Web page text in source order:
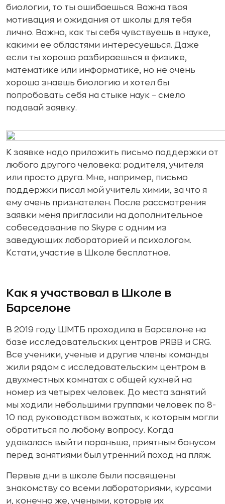
биологии, то ты ошибаешься. Важна твоя
мотивация и ожидания от школы для тебя
лично. Важно, как ты себя чувствуешь в науке,
какими ее областями интересуешься. Даже
если ты хорошо разбираешься в физике,
математике или информатике, но не очень
хорошо знаешь биологию и хотел бы
попробовать себя на стыке наук – смело
подавай заявку.
К заявке надо приложить письмо поддержки от
любого другого человека: родителя, учителя
или просто друга. Мне, например, письмо
поддержки писал мой учитель химии, за что я
ему очень признателен. После рассмотрения
заявки меня пригласили на дополнительное
собеседование по Skype с одним из
заведующих лабораторией и психологом.
Кстати, участие в Школе бесплатное.
Как я участвовал в Школе в
Барселоне
В 2019 году ШМТБ проходила в Барселоне на
базе исследовательских центров PRBB и CRG.
Все ученики, ученые и другие члены команды
жили рядом с исследовательским центром в
двухместных комнатах с общей кухней на
номер из четырех человек. До места занятий
мы ходили небольшими группами человек по 8-
10 под руководством вожатых, к которым могли
обратиться по любому вопросу. Когда
удавалось выйти пораньше, приятным бонусом
перед занятиями был утренний поход на пляж.
Первые дни в школе были посвящены
знакомству со всеми лабораториями, курсами
и, конечно же, учеными, которые их